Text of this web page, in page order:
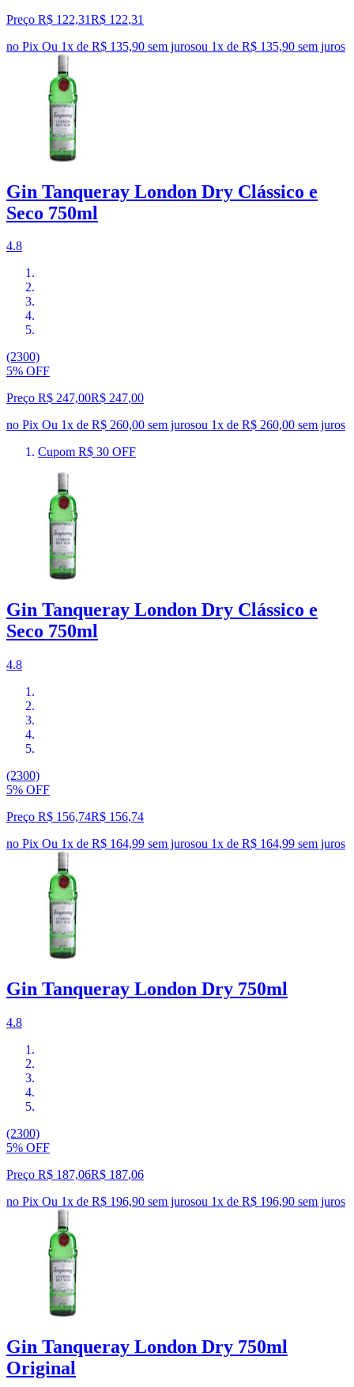
Preço R$ 122,31R$ 122,31
no Pix Ou 1x de R$ 135,90 sem jurosou 1x de R$ 135,90 sem juros
Gin Tanqueray London Dry Clássico e
Seco 750ml
4.8
(2300)
5% OFF
Preço R$ 247,00R$ 247,00
no Pix Ou 1x de R$ 260,00 sem jurosou 1x de R$ 260,00 sem juros
Cupom R$ 30 OFF
Gin Tanqueray London Dry Clássico e
Seco 750ml
4.8
(2300)
5% OFF
Preço R$ 156,74R$ 156,74
no Pix Ou 1x de R$ 164,99 sem jurosou 1x de R$ 164,99 sem juros
Gin Tanqueray London Dry 750ml
4.8
(2300)
5% OFF
Preço R$ 187,06R$ 187,06
no Pix Ou 1x de R$ 196,90 sem jurosou 1x de R$ 196,90 sem juros
Gin Tanqueray London Dry 750ml
Original